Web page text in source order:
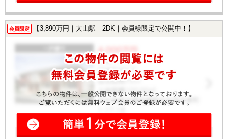
会員限定 【3,890万円｜大山駅｜2DK｜会員様限定で公開中！】